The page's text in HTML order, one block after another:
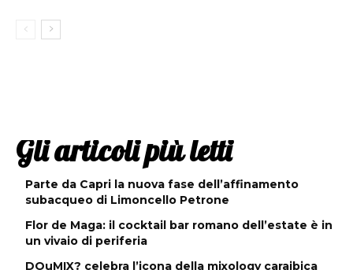
Gli articoli più letti
Parte da Capri la nuova fase dell’affinamento
subacqueo di Limoncello Petrone
Flor de Maga: il cocktail bar romano dell’estate è in
un vivaio di periferia
DOuMIX? celebra l’icona della mixology caraibica